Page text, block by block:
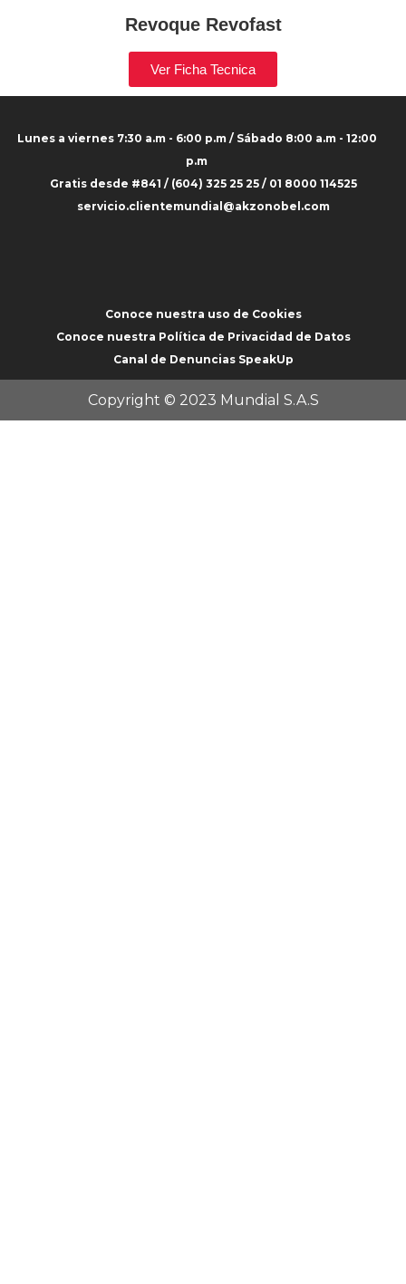
Revoque Revofast
Ver Ficha Tecnica
Lunes a viernes 7:30 a.m - 6:00 p.m / Sábado 8:00 a.m - 12:00
p.m
Gratis desde #841 / (604) 325 25 25 / 01 8000 114525
servicio.clientemundial@akzonobel.com
Conoce nuestra uso de Cookies
Conoce nuestra Política de Privacidad de Datos
Canal de Denuncias SpeakUp
Copyright © 2023 Mundial S.A.S